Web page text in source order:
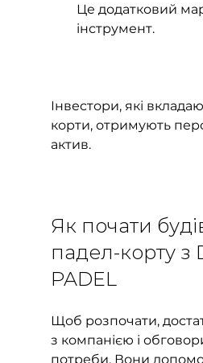
Це додатковий
інструмент.
Інвестори, які
корти, отримують
актив.
Як почати
падел-корту з
PADEL
Щоб розпочати,
з компанією і
потреби. Вони